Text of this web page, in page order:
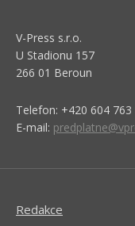
V-Press s.r.o.
U Stadionu 157
266 01 Beroun
Telefon: +420 604 763
E-mail:
Redakce